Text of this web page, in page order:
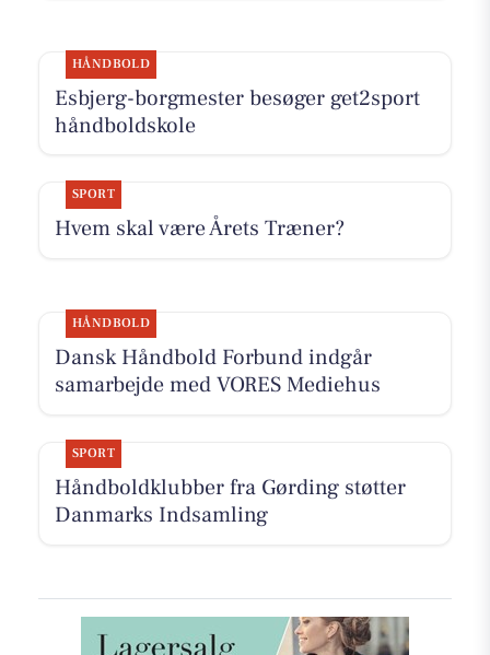
HÅNDBOLD
Esbjerg-borgmester besøger get2sport
håndboldskole
SPORT
Hvem skal være Årets Træner?
HÅNDBOLD
Dansk Håndbold Forbund indgår
samarbejde med VORES Mediehus
SPORT
Håndboldklubber fra Gørding støtter
Danmarks Indsamling